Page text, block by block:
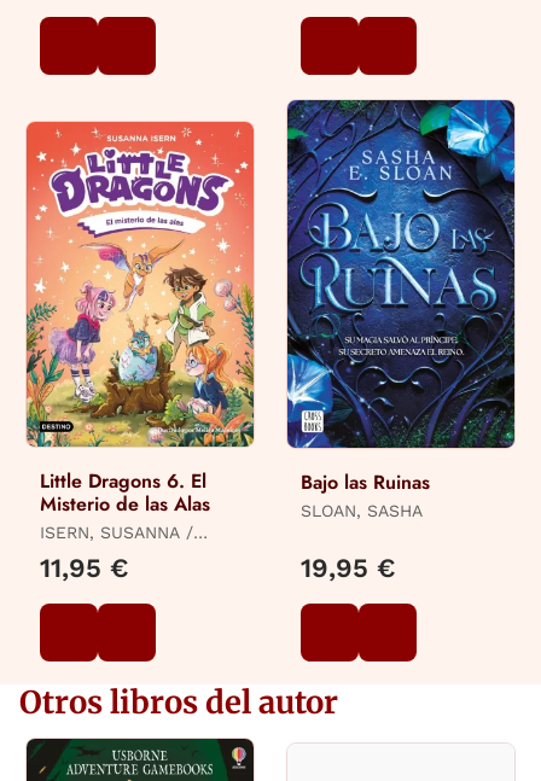
Little Dragons 6. El
Misterio de las Alas
ISERN, SUSANNA /
MELISA
11,95 €
Bajo las Ruinas
SLOAN, SASHA
19,95 €
Otros libros del autor